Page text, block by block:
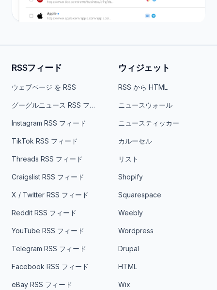
RSSフィード
ウェブページ を RSS
グーグルニュース RSS フィード
Instagram RSS フィード
TikTok RSS フィード
Threads RSS フィード
Craigslist RSS フィード
X / Twitter RSS フィード
Reddit RSS フィード
YouTube RSS フィード
Telegram RSS フィード
Facebook RSS フィード
eBay RSS フィード
ウィジェット
RSS から HTML
ニュースウォール
ニュースティッカー
カルーセル
リスト
Shopify
Squarespace
Weebly
Wordpress
Drupal
HTML
Wix